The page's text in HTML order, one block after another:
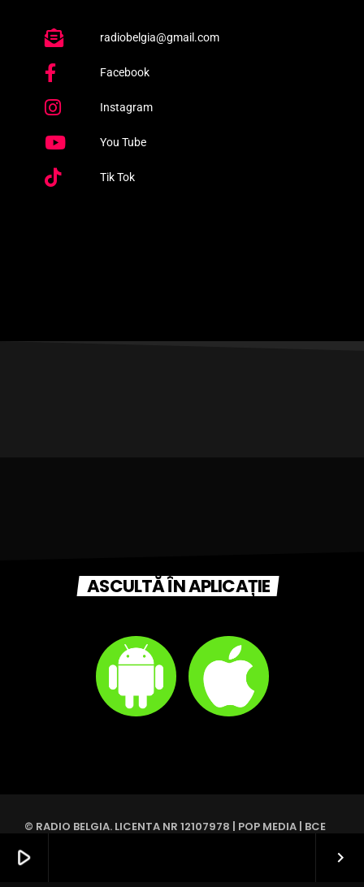
play_arrow keyboard_arrow_right
radiobelgia@gmail.com
Facebook
Instagram
You Tube
Tik Tok
ASCULTĂ ÎN APLICAȚIE
© RADIO BELGIA. LICENTA NR 12107978 | POP MEDIA | BCE
ACASA